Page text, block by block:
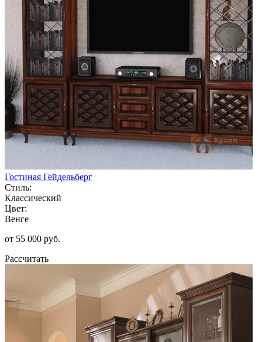
Гостиная Гейдельберг
Стиль:
Классический
Цвет:
Венге
от 55 000 руб.
Рассчитать